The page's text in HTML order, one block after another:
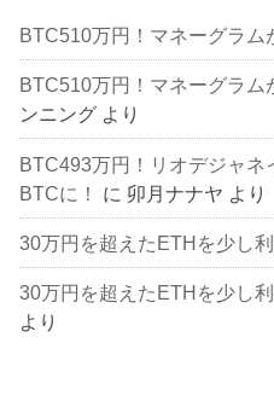
BTC510万円！マネーグラム
BTC510万円！マネーグラム
ンニング より
BTC493万円！リオデジャネ
BTCに！
に 卯月ナナヤ より
30万円を超えたETHを少し
30万円を超えたETHを少し
より